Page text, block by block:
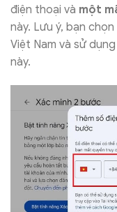
điện thoại và một
này. Lưu ý, bạn
Việt Nam và sử
này.